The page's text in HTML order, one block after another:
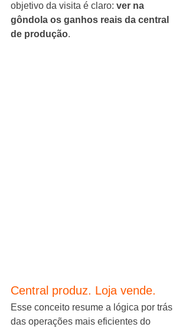
objetivo da visita é claro: ver na
gôndola os ganhos reais da central
de produção.
Central produz. Loja vende.
Esse conceito resume a lógica por trás
das operações mais eficientes do